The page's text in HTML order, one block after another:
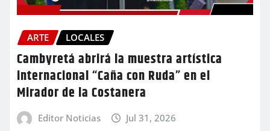
ARTE LOCALES
Cambyretá abrirá la muestra artística
internacional “Caña con Ruda” en el
Mirador de la Costanera
Editor Noticias Jul 31, 2026